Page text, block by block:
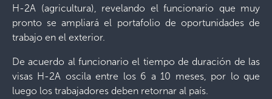
H-2A (agricultura), revelando el funcionario que muy
pronto se ampliará el portafolio de oportunidades de
trabajo en el exterior.
De acuerdo al funcionario el tiempo de duración de las
visas H-2A oscila entre los 6 a 10 meses, por lo que
luego los trabajadores deben retornar al país.